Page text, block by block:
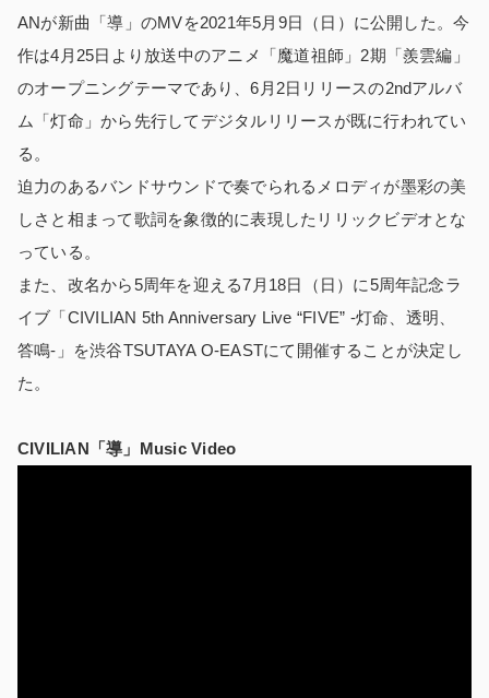
ANが新曲「導」のMVを2021年5月9日（日）に公開した。今
作は4月25日より放送中のアニメ「魔道祖師」2期「羨雲編」
のオープニングテーマであり、6月2日リリースの2ndアルバ
ム「灯命」から先行してデジタルリリースが既に行われてい
る。
迫力のあるバンドサウンドで奏でられるメロディが墨彩の美
しさと相まって歌詞を象徴的に表現したリリックビデオとな
っている。
また、改名から5周年を迎える7月18日（日）に5周年記念ラ
イブ「CIVILIAN 5th Anniversary Live “FIVE” -灯命、透明、
答鳴-」を渋谷TSUTAYA O-EASTにて開催することが決定し
た。
CIVILIAN「導」Music Video